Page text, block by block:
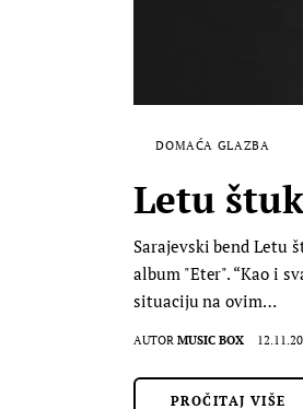
DOMAĆA GLAZBA
Letu
Sarajevski bend Letu
album "Eter". “Kao i
situaciju na ovim…
AUTOR MUSIC BOX
PROČITAJ VIŠE